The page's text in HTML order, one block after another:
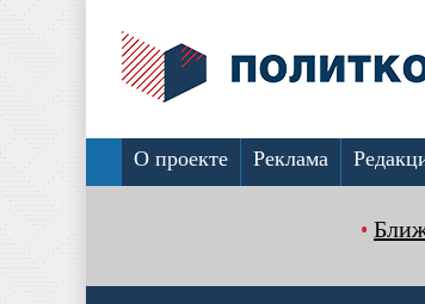
О проекте Реклама